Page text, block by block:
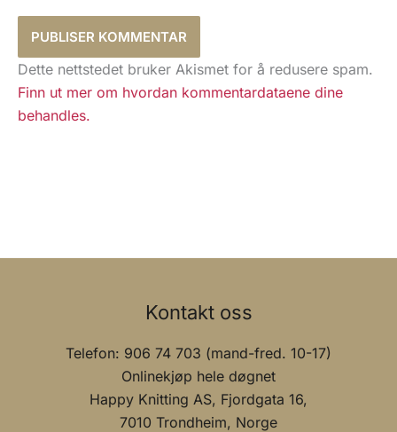
Dette nettstedet bruker Akismet for å redusere spam.
Finn ut mer om hvordan kommentardataene dine
behandles.
Kontakt oss
Telefon: 906 74 703 (mand-fred. 10-17)
Onlinekjøp hele døgnet
Happy Knitting AS, Fjordgata 16,
7010 Trondheim, Norge